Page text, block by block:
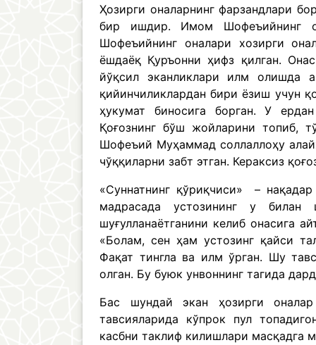
Ҳозирги оналарнинг фарзандлари
бир ишдир. Имом Шофеъийнинг
Шофеъийнинг оналари хозирги
ёшдаёқ Қуръонни ҳифз қилган.
йўқсил эканликлари илм олишда
қийинчиликлардан бири ёзиш учун
ҳукумат биносига борган. У
Қоғознинг бўш жойларини топиб,
Шофеъий Муҳаммад соллаллоҳу
чўққиларни забт этган. Кераксиз
«Суннатнинг қўриқчиси» –
мадрасада устозининг у билан
шуғулланаётганини келиб онасига
«Болам, сен ҳам устозинг қайси
Фақат тингла ва илм ўрган. Шу
олган. Бу буюк унвоннинг тагида
Бас шундай экан ҳозирги
тавсияларида кўпрок пул
касбни таклиф килишлари масқадга